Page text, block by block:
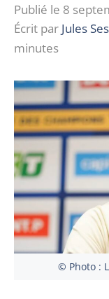
Publié le 8
Écrit par Jules
minutes
© Photo :